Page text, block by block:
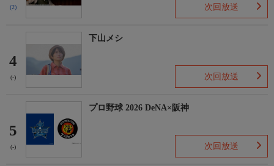
(2) 次回放送
4
(-)
下山メシ
次回放送
5
(-)
プロ野球 2026 DeNA×阪神
次回放送